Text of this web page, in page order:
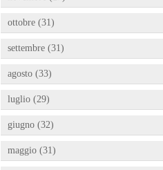
ottobre (31)
settembre (31)
agosto (33)
luglio (29)
giugno (32)
maggio (31)